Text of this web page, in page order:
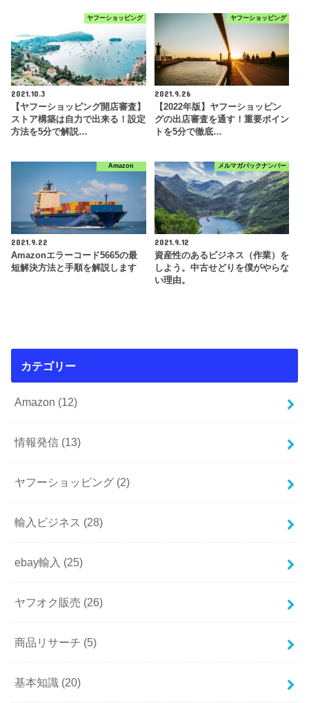
ヤフーショッピング
2021.10.3
【ヤフーショッピング開店審査】
ストア構築は自力で出来る！設定
方法を5分で解説…
ヤフーショッピング
2021.9.26
【2022年版】ヤフーショッピン
グの出店審査を通す！重要ポイン
トを5分で徹底…
Amazon
2021.9.22
Amazonエラーコード5665の最
短解決方法と手順を解説します
メルマガバックナンバー
2021.9.12
資産性のあるビジネス（作業）を
しよう。中古せどりを僕がやらな
い理由。
カテゴリー
Amazon (12)
情報発信 (13)
ヤフーショッピング (2)
輸入ビジネス (28)
ebay輸入 (25)
ヤフオク販売 (26)
商品リサーチ (5)
基本知識 (20)